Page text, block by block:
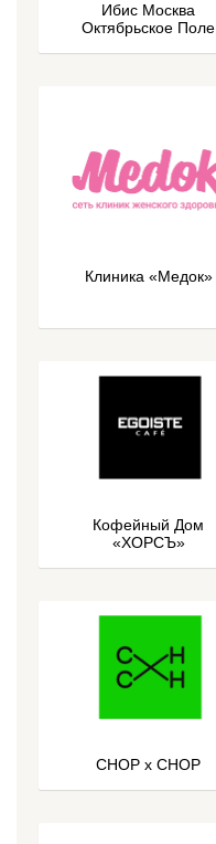
Ибис Москва
Октябрьское Поле
Клиника «Медок»
Кофейный Дом
«ХОРСЪ»
CHOP x CHOP